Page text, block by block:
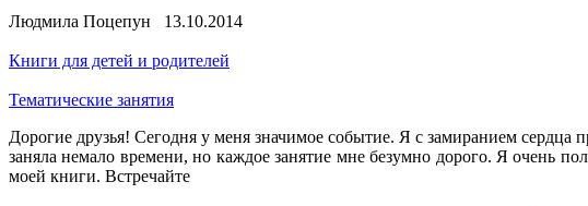
Людмила Поцепун 13.10.2014
Книги для детей и родителей
Тематические занятия
Дорогие друзья! Сегодня у меня значимое событие. Я с замиранием
заняла немало времени, но каждое занятие мне безумно дорого. Я очень
моей книги. Встречайте